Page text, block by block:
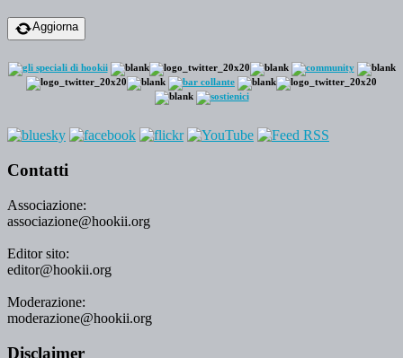
Aggiorna
Contatti
Associazione:
associazione@hookii.org
Editor sito:
editor@hookii.org
Moderazione:
moderazione@hookii.org
Disclaimer